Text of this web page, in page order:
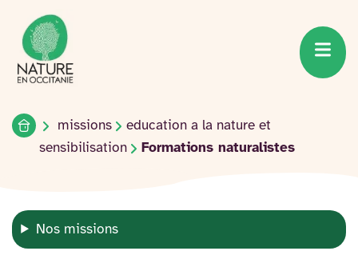
Accéder
au
contenu
Accueil du site
Accueilmissions
education a la nature et
sensibilisation
Formations naturalistes
Nos missions